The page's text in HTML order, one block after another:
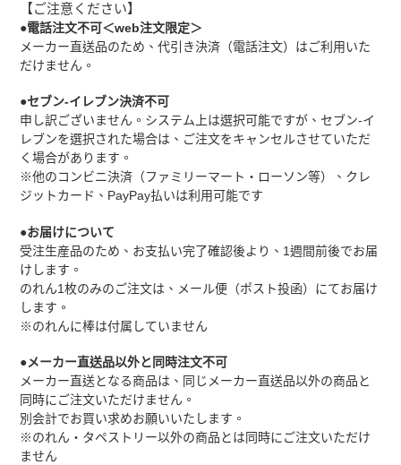
【ご注意ください】
●電話注文不可＜web注文限定＞
メーカー直送品のため、代引き決済（電話注文）はご利用いた
だけません。
●セブン‐イレブン決済不可
申し訳ございません。システム上は選択可能ですが、セブン‐イ
レブンを選択された場合は、ご注文をキャンセルさせていただ
く場合があります。
※他のコンビニ決済（ファミリーマート・ローソン等）、クレ
ジットカード、PayPay払いは利用可能です
●お届けについて
受注生産品のため、お支払い完了確認後より、1週間前後でお届
けします。
のれん1枚のみのご注文は、メール便（ポスト投函）にてお届け
します。
※のれんに棒は付属していません
●メーカー直送品以外と同時注文不可
メーカー直送となる商品は、同じメーカー直送品以外の商品と
同時にご注文いただけません。
別会計でお買い求めお願いいたします。
※のれん・タペストリー以外の商品とは同時にご注文いただけ
ません